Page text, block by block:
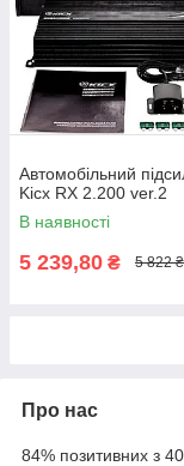
Автомобільний
Kicx RX 2.200 ver.2
В наявності
5 239,80 ₴ 5 822 ₴
Про нас
84% позитивних з